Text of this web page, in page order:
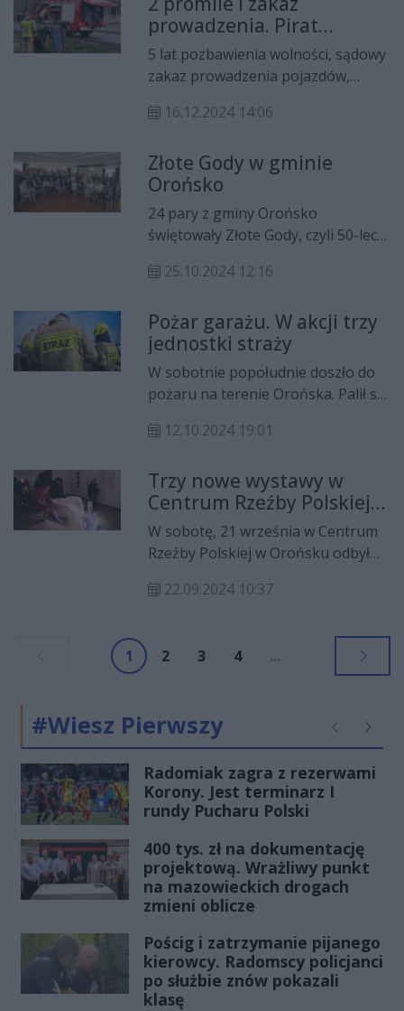
wykluczeniem komunikacyjnym.
prowadzenia. Pirat
drogowy podróż skończył
w rowie
5 lat pozbawienia wolności, sądowy
zakaz prowadzenia pojazdów,
świadczenie pieniężne na rzecz
oraz Pomocy Postpenitencjarnej w
wysokości co najmniej 10 tys. zł to
konsekwencje, z jakimi musi się
liczyć 49-letni mieszkaniec gminy
Orońsko który prowadził w stanie
nietrzeźwości samochód osobowy,
wjechał do przydrożnego rowu.
16.12.2024 14:06
Złote Gody w gminie
Orońsko
24 pary z gminy Orońsko
świętowały Złote Gody, czyli 50-lecie
odebrali medale przyznane przez
25.10.2024 12:16
Pożar garażu. W akcji trzy
jednostki straży
W sobotnie popołudnie doszło do
pożaru na terenie Orońska. Palił się
łatwopalne. Na szczęście nikomu
12.10.2024 19:01
Trzy nowe wystawy w
Centrum Rzeźby Polskiej
w Orońsku
W sobotę, 21 września w Centrum
Rzeźby Polskiej w Orońsku odbył
Spokój" Pawła Błęckiego, "Wyprawa
"Żar Miłości" Wiktorii Walendzik.
22.09.2024 10:37
1 2 3 4 ...
#Wiesz Pierwszy Poprzednie
Radomiak zagra z rezerwami
Korony. Jest terminarz I
rundy Pucharu Polski
400 tys. zł na dokumentację
projektową. Wrażliwy punkt
na mazowieckich drogach
zmieni oblicze
Pościg i zatrzymanie pijanego
kierowcy. Radomscy policjanci
po służbie znów pokazali
klasę